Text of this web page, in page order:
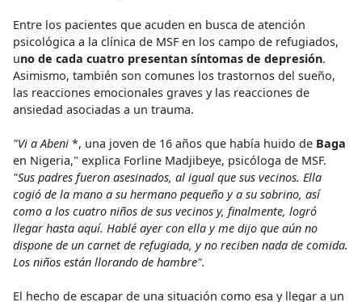
Entre los pacientes que acuden en busca de atención
psicológica a la clínica de MSF en los campo de refugiados,
uno de cada cuatro presentan síntomas de depresión.
Asimismo, también son comunes los trastornos del sueño,
las reacciones emocionales graves y las reacciones de
ansiedad asociadas a un trauma.
"Vi a Abeni *, una joven de 16 años que había huido de Baga
en Nigeria," explica Forline Madjibeye, psicóloga de MSF.
"Sus padres fueron asesinados, al igual que sus vecinos. Ella
cogió de la mano a su hermano pequeño y a su sobrino, así
como a los cuatro niños de sus vecinos y, finalmente, logró
llegar hasta aquí. Hablé ayer con ella y me dijo que aún no
dispone de un carnet de refugiada, y no reciben nada de comida.
Los niños están llorando de hambre".
El hecho de escapar de una situación como esa y llegar a un